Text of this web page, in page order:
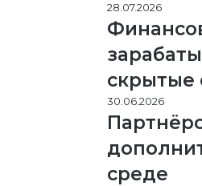
28.07.2026
скрытые
30.06.2026
среде